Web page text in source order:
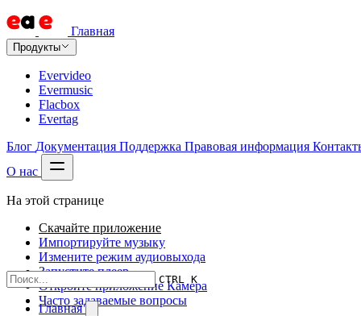
Главная
Продукты
Evervideo
Evermusic
Flacbox
Evertag
Блог Документация Поддержка Правовая информация
О нас
CTRL K
Главная
На этой странице
Скачайте приложение
Импортируйте музыку
Измените режим аудиовыхода
Запустите плеер
Откройте приложение Камера
Часто задаваемые вопросы